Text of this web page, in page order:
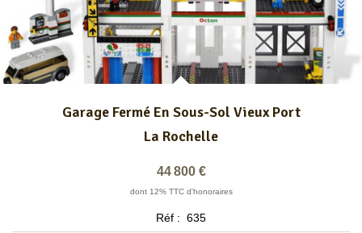
Garage Fermé En Sous-Sol Vieux Port
La Rochelle
44 800 €
dont 12% TTC d'honoraires
Réf : 635